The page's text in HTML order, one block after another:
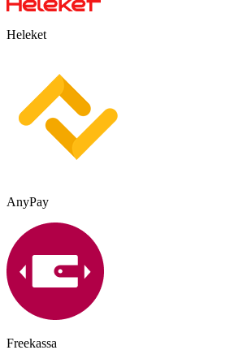
Heleket
AnyPay
Freekassa